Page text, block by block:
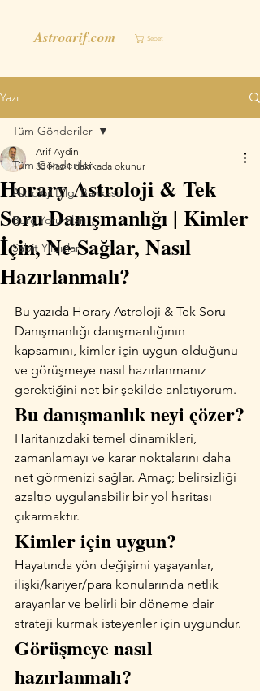
Astroarif.com Sepet
Yazı
Tüm Gönderiler
Astroloji Bilgi Bankası
Burç Yorumları
Sabit Yıldızlar
Tüm Gönderiler
Horary Astroloji & Tek
Soru Danışmanlığı | Kimler
İçin, Ne Sağlar, Nasıl
Hazırlanmalı?
Arif Aydin
30 Haz 1 dakikada okunur
Bu yazıda Horary Astroloji & Tek Soru
Danışmanlığı danışmanlığının
kapsamını, kimler için uygun olduğunu
ve görüşmeye nasıl hazırlanmanız
gerektiğini net bir şekilde anlatıyorum.
Bu danışmanlık neyi çözer?
Haritanızdaki temel dinamikleri,
zamanlamayı ve karar noktalarını daha
net görmenizi sağlar. Amaç; belirsizliği
azaltıp uygulanabilir bir yol haritası
çıkarmaktır.
Kimler için uygun?
Hayatında yön değişimi yaşayanlar,
ilişki/kariyer/para konularında netlik
arayanlar ve belirli bir döneme dair
strateji kurmak isteyenler için uygundur.
Görüşmeye nasıl
hazırlanmalı?